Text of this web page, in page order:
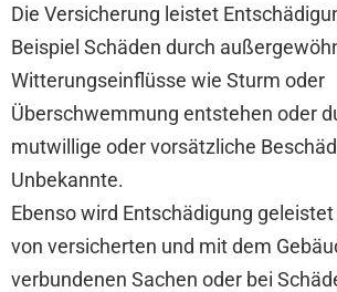
Die Versicherung leistet
Beispiel Schäden durch
Witterungseinflüsse wie Sturm oder
Überschwemmung entstehen oder
mutwillige oder vorsätzliche
Unbekannte.
Ebenso wird Entschädigung geleistet
von versicherten und mit dem
verbundenen Sachen oder bei